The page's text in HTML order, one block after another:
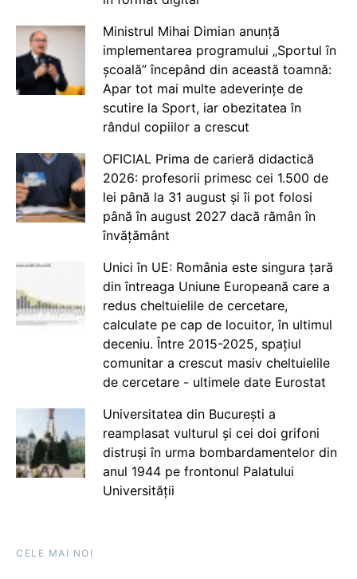
Ministrul Mihai Dimian anunță
implementarea programului „Sportul în
școală” începând din această toamnă:
Apar tot mai multe adeverințe de
scutire la Sport, iar obezitatea în
rândul copiilor a crescut
OFICIAL Prima de carieră didactică
2026: profesorii primesc cei 1.500 de
lei până la 31 august și îi pot folosi
până în august 2027 dacă rămân în
învățământ
Unici în UE: România este singura țară
din întreaga Uniune Europeană care a
redus cheltuielile de cercetare,
calculate pe cap de locuitor, în ultimul
deceniu. Între 2015-2025, spațiul
comunitar a crescut masiv cheltuielile
de cercetare - ultimele date Eurostat
Universitatea din București a
reamplasat vulturul și cei doi grifoni
distruși în urma bombardamentelor din
anul 1944 pe frontonul Palatului
Universității
CELE MAI NOI